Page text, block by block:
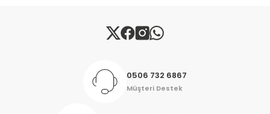
Gönder
0506 732 6867
Müşteri Destek